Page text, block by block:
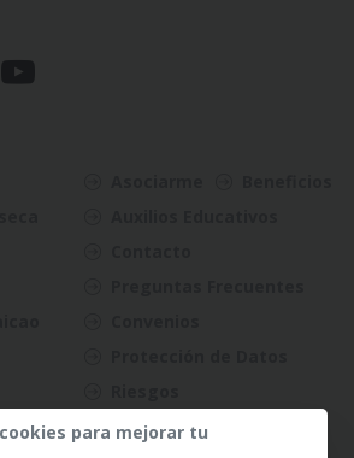
para mejorar tu